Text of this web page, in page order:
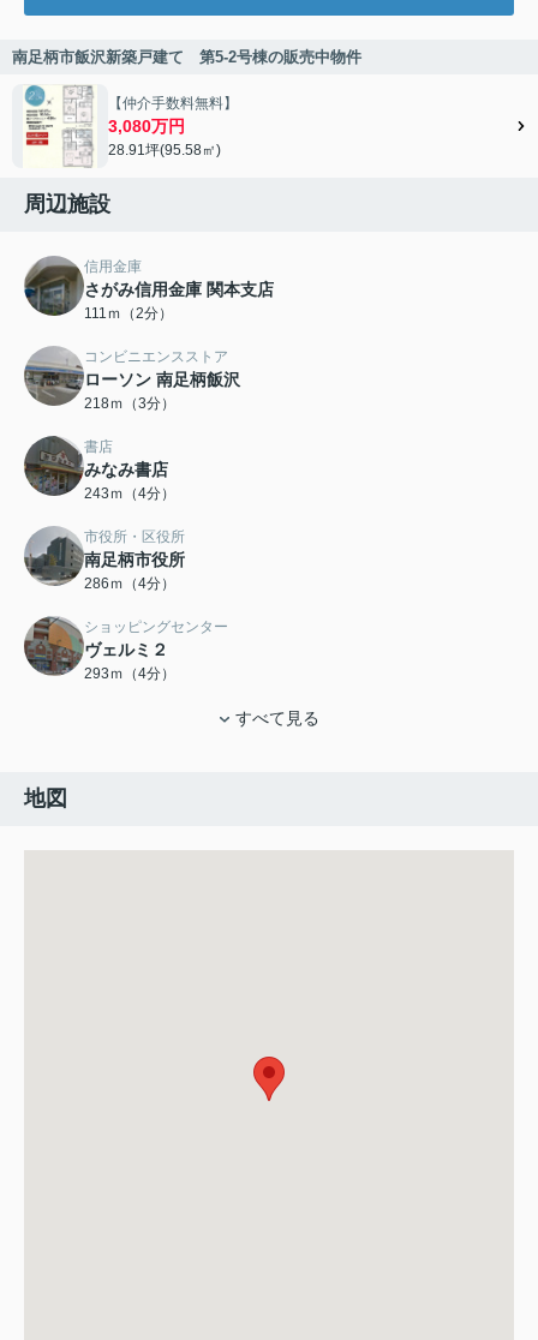
南足柄市飯沢新築戸建て 第5-2号棟の販売中物件
【仲介手数料無料】
3,080万円
28.91坪(95.58㎡)
周辺施設
信用金庫
さがみ信用金庫 関本支店
111ｍ（2分）
コンビニエンスストア
ローソン 南足柄飯沢
218ｍ（3分）
書店
みなみ書店
243ｍ（4分）
市役所・区役所
南足柄市役所
286ｍ（4分）
ショッピングセンター
ヴェルミ２
293ｍ（4分）
すべて見る
地図